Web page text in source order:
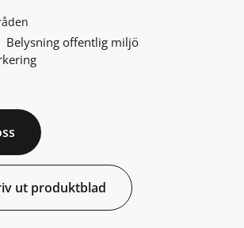
Belysning offentlig miljö
ut produktblad